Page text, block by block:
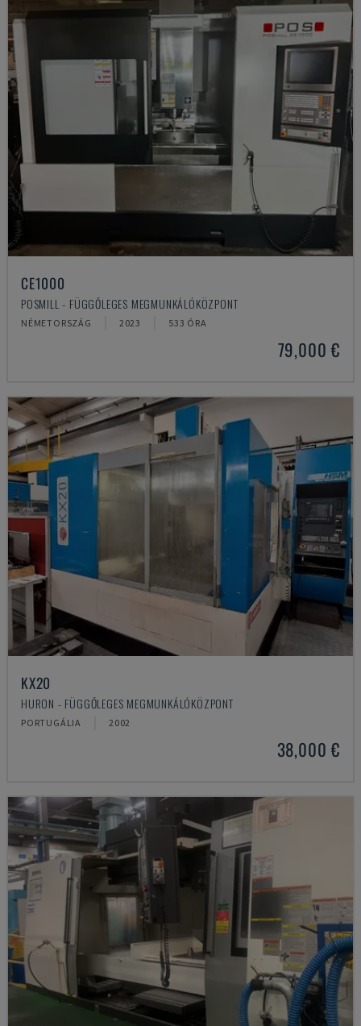
CE1000
POSMILL - FÜGGŐLEGES MEGMUNKÁLÓKÖZPONT
NÉMETORSZÁG 2023 533 ÓRA
79,000 €
KX20
HURON - FÜGGŐLEGES MEGMUNKÁLÓKÖZPONT
PORTUGÁLIA 2002
38,000 €